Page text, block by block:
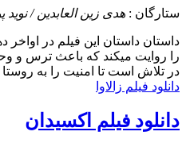
ستارگان : هدی زین العابدین /
داستان
را روایت میکند که باعث ترس و
در تلاش است تا امنیت را به روستا
دانلود فیلم زالاوا
دانلود فیلم اکسیدان